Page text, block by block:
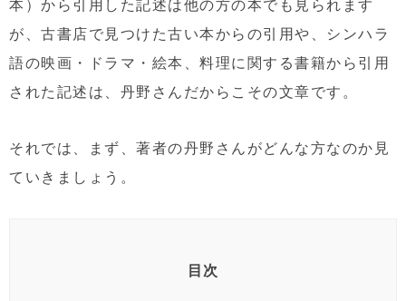
が、古書店で見つけた古い本からの引用や、シンハラ
語の映画・ドラマ・絵本、料理に関する書籍から引用
された記述は、丹野さんだからこその文章です。
それでは、まず、著者の丹野さんがどんな方なのか見
ていきましょう。
目次